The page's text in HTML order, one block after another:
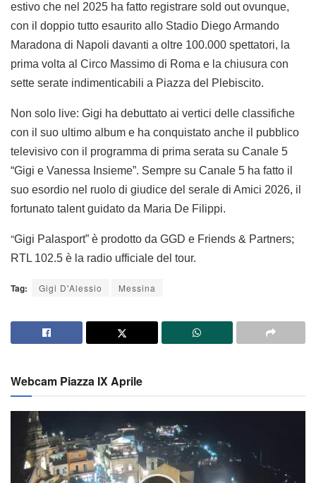
estivo che nel 2025 ha fatto registrare sold out ovunque,
con il doppio tutto esaurito allo Stadio Diego Armando
Maradona di Napoli davanti a oltre 100.000 spettatori, la
prima volta al Circo Massimo di Roma e la chiusura con
sette serate indimenticabili a Piazza del Plebiscito.
Non solo live: Gigi ha debuttato ai vertici delle classifiche
con il suo ultimo album e ha conquistato anche il pubblico
televisivo con il programma di prima serata su Canale 5
“Gigi e Vanessa Insieme”. Sempre su Canale 5 ha fatto il
suo esordio nel ruolo di giudice del serale di Amici 2026, il
fortunato talent guidato da Maria De Filippi.
“Gigi Palasport” è prodotto da GGD e Friends & Partners;
RTL 102.5 è la radio ufficiale del tour.
Tag: Gigi D'Alessio Messina
Webcam Piazza IX Aprile